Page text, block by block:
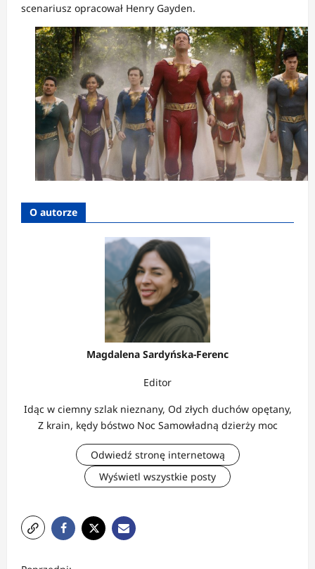
scenariusz opracował Henry Gayden.
O autorze
Magdalena Sardyńska-Ferenc
Editor
Idąc w ciemny szlak nieznany, Od złych duchów opętany,
Z krain, kędy bóstwo Noc Samowładną dzierży moc
Odwiedź stronę internetową
Wyświetl wszystkie posty